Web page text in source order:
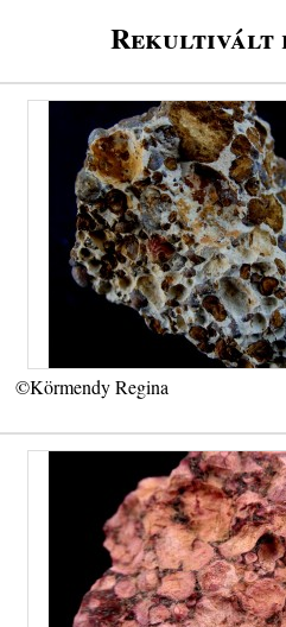
Rekultivált
©Körmendy Regina